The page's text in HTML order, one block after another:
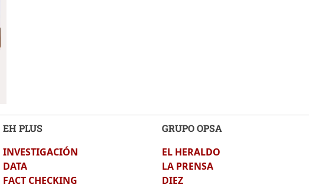
EH PLUS
INVESTIGACIÓN
DATA
FACT CHECKING
GRUPO OPSA
EL HERALDO
LA PRENSA
DIEZ